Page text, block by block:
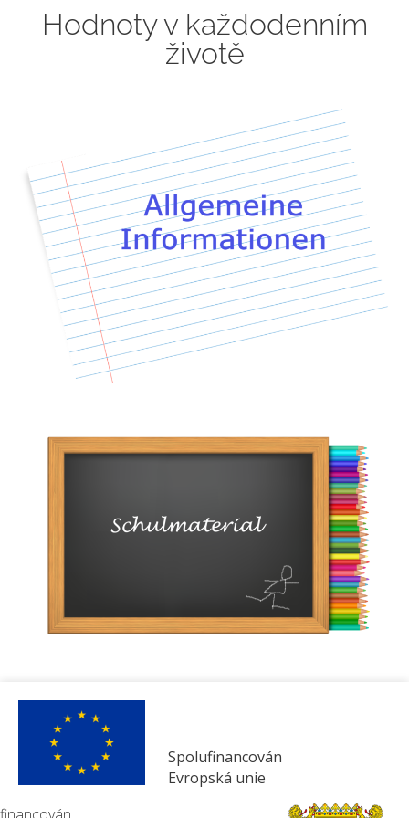
Hodnoty v každodenním
životě
Spolufinancován
Evropská unie